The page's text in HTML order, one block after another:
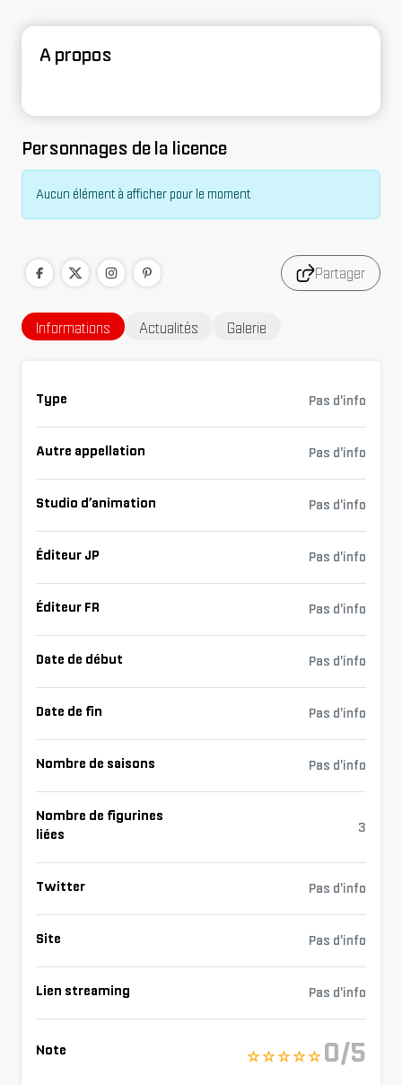
A propos
Personnages de la licence
Aucun élément à afficher pour le moment
Partager
Informations Actualités Galerie
Type Pas d'info
Autre appellation Pas d'info
Studio d’animation Pas d'info
Éditeur JP Pas d'info
Éditeur FR Pas d'info
Date de début Pas d'info
Date de fin Pas d'info
Nombre de saisons Pas d'info
Nombre de figurines
liées
3
Twitter Pas d'info
Site Pas d'info
Lien streaming Pas d'info
Note ☆ ☆ ☆ ☆ ☆ 0/5